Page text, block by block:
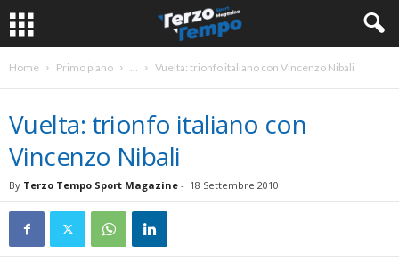
Home Primo piano ... Vuelta: trionfo italiano con Vincenzo Nibali
Vuelta: trionfo italiano con
Vincenzo Nibali
By Terzo Tempo Sport Magazine - 18 Settembre 2010